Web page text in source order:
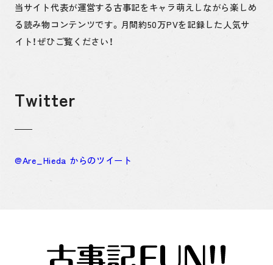
当サイト代表が運営する古事記をキャラ萌えしながら楽しめ
る読み物コンテンツです。月間約50万PVを記録した人気サ
イト！ぜひご覧ください！
Twitter
@Are_Hieda からのツイート